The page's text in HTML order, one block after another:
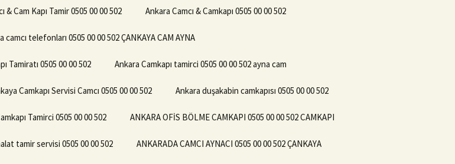
& Cam Kapı Tamir 0505 00 00 502 Ankara Camcı & Camkapı 0505 00 00 502
camcı telefonları 0505 00 00 502 ÇANKAYA CAM AYNA
Tamiratı 0505 00 00 502 Ankara Camkapı tamirci 0505 00 00 502 ayna cam
Camkapı Servisi Camcı 0505 00 00 502 Ankara duşakabin camkapısı 0505 00 00 502
Tamirci 0505 00 00 502 ANKARA OFİS BÖLME CAMKAPI 0505 00 00 502 CAMKAPI
tamir servisi 0505 00 00 502 ANKARADA CAMCI AYNACI 0505 00 00 502 ÇANKAYA